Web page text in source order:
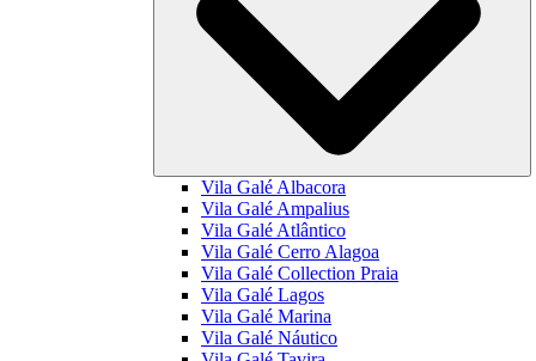
Vila Galé Albacora
Vila Galé Ampalius
Vila Galé Atlântico
Vila Galé Cerro Alagoa
Vila Galé Collection Praia
Vila Galé Lagos
Vila Galé Marina
Vila Galé Náutico